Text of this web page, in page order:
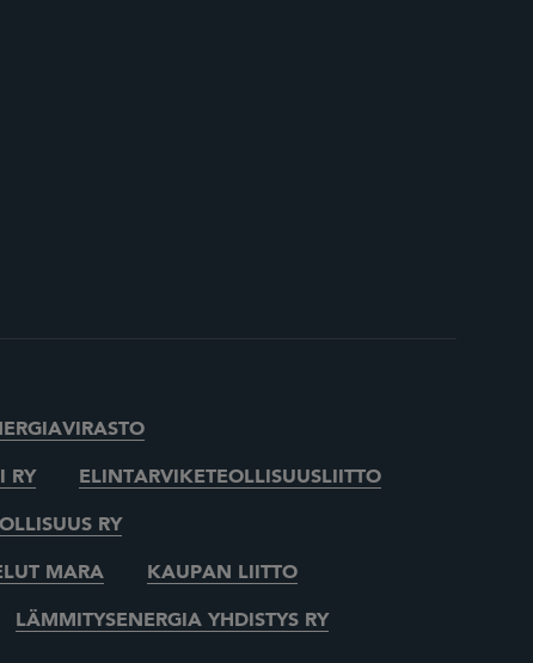
RY ELINTARVIKETEOLLISUUSLIITTO
RY
MARA KAUPAN LIITTO
LÄMMITYSENERGIA YHDISTYS RY